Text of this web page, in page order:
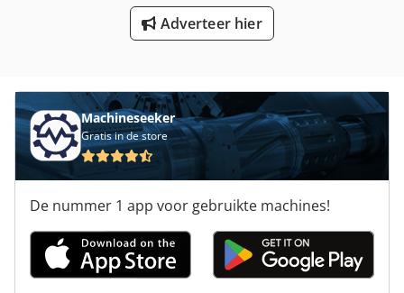
Adverteer hier
Machineseeker
Gratis in de store
De nummer 1 app voor gebruikte machines!